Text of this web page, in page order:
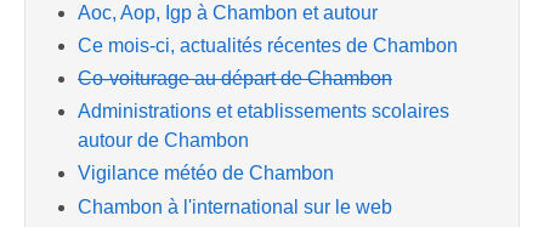
Aoc, Aop, Igp à Chambon et autour
Ce mois-ci, actualités récentes de Chambon
Co-voiturage au départ de Chambon
Administrations et etablissements scolaires
autour de Chambon
Vigilance météo de Chambon
Chambon à l'international sur le web